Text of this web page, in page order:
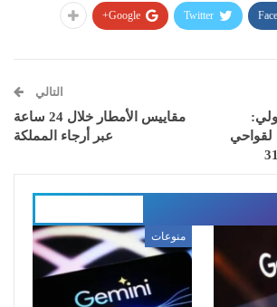
Twitter
Google+
لقواحي
التالي
مقاييس الأمطار خلال 24 ساعة
عبر أرجاء المملكة
منوعات